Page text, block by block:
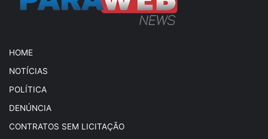
HOME
NOTÍCIAS
POLÍTICA
DENÚNCIA
CONTRATOS SEM LICITAÇÃO